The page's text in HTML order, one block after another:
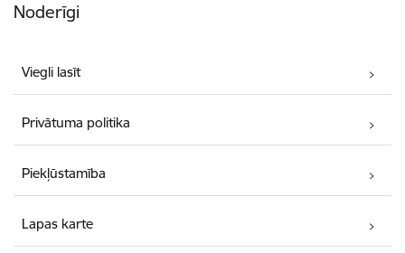
Noderīgi
Viegli lasīt
Privātuma politika
Piekļūstamība
Lapas karte